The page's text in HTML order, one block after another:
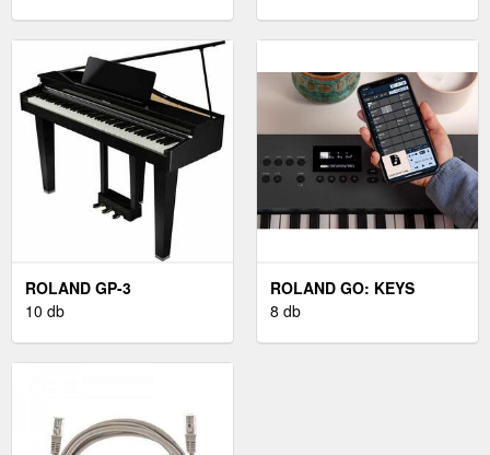
ROLAND GP-3
10 db
ROLAND GO: KEYS
8 db